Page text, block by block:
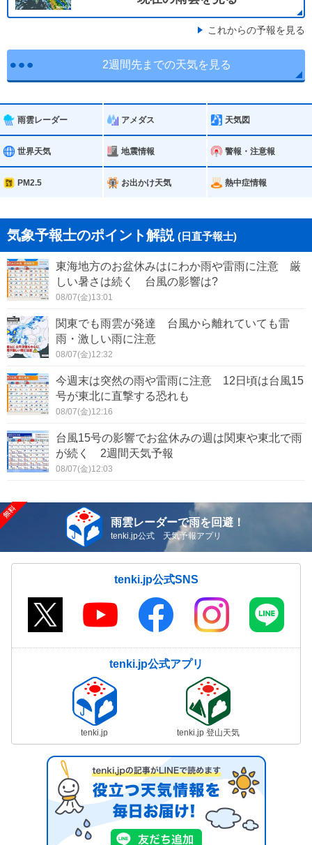
これからの予報を見る
2週間先までの天気を見る
雨雲レーダー アメダス 天気図
世界天気 地震情報 警報・注意報
PM2.5 お出かけ天気 熱中症情報
気象予報士のポイント解説 (日直予報士)
東海地方のお盆休みはにわか雨や雷雨に注意 厳
しい暑さは続く 台風の影響は?
08/07(金)13:01
関東でも雨雲が発達 台風から離れていても雷
雨・激しい雨に注意
08/07(金)12:32
今週末は突然の雨や雷雨に注意 12日頃は台風15
号が東北に直撃する恐れも
08/07(金)12:16
台風15号の影響でお盆休みの週は関東や東北で雨
が続く 2週間天気予報
08/07(金)12:03
雨雲レーダーで雨を回避！
tenki.jp公式 天気予報アプリ
tenki.jp公式SNS
tenki.jp公式アプリ
tenki.jp tenki.jp 登山天気